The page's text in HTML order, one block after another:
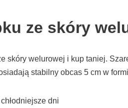
ze skóry
skóry welurowej i kup taniej.
stabilny obcas 5 cm w
dni